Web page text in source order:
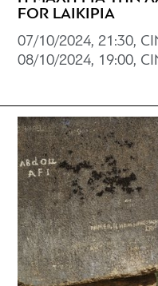
FOR LAIKIPIA
07/10/2024, 21:30,
08/10/2024, 19:00,